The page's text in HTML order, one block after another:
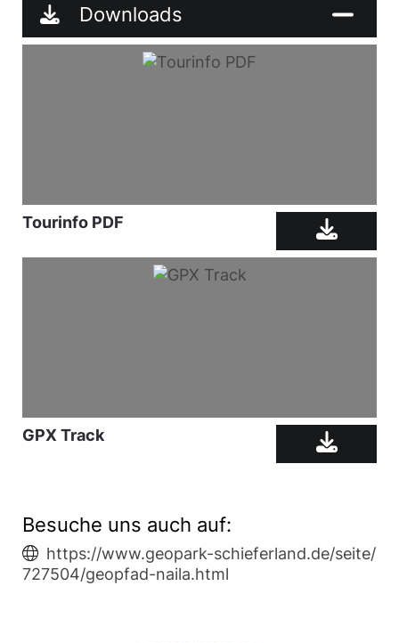
Downloads
Tourinfo PDF
GPX Track
Besuche uns auch auf:
https://www.geopark-schieferland.de/seite/
727504/geopfad-naila.html